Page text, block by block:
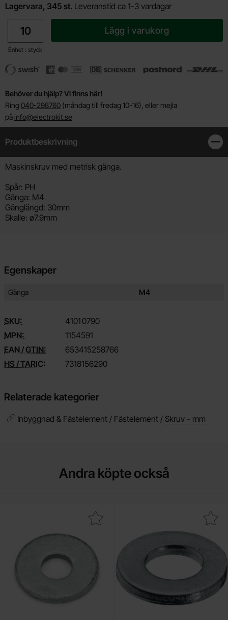
Lagervara, 345 st. Leveranstid ca 1-3 vardagar
Enhet : styck
Lägg i varukorg
Behöver du hjälp? Vi finns här!
Ring 040-298760 (måndag till fredag 10-16), eller mejla
på info@electrokit.se
Produktbeskrivning
Produktbeskrivning
Maskinskruv med metrisk gänga.
Spår: PH
Gänga: M4
Gänglängd: 30mm
Skalle: ø7.9mm
Egenskaper
Egenskaper/attribut för denna produkt
Attribut
Gänga M4
SKU: 4101 0790
MPN:
1154591
EAN / GTIN:
653415258766
HS / TARIC:
7318156290
Relaterade kategorier
Inbyggnad & Fästelement / Fästelement / Skruv - mm
Andra köpte också
Makera nitbricka M3 som favorit Makera bricka M3